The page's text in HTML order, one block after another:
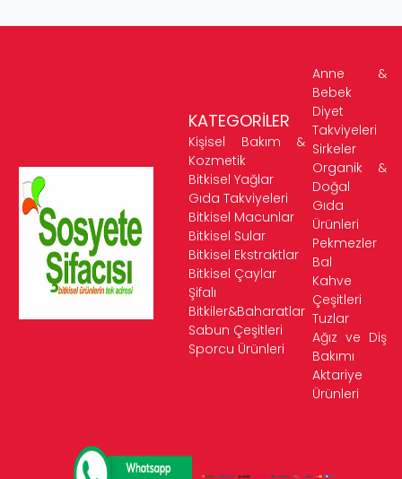
KATEGORİLER
Kişisel Bakım &
Kozmetik
Bitkisel Yağlar
Gıda Takviyeleri
Bitkisel Macunlar
Bitkisel Sular
Bitkisel Ekstraktlar
Bitkisel Çaylar
Şifalı
Bitkiler&Baharatlar
Sabun Çeşitleri
Sporcu Ürünleri
Anne &
Bebek
Diyet
Takviyeleri
Sirkeler
Organik &
Doğal
Gıda
Ürünleri
Pekmezler
Bal
Kahve
Çeşitleri
Tuzlar
Ağız ve Diş
Bakımı
Aktariye
Ürünleri